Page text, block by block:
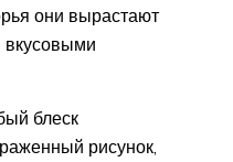
они вырастают
вкусовыми
блеск
рисунок,